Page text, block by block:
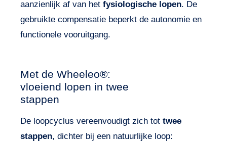
aanzienlijk af van het fysiologische lopen. De
gebruikte compensatie beperkt de autonomie en
functionele vooruitgang.
Met de Wheeleo®:
vloeiend lopen in twee
stappen
De loopcyclus vereenvoudigt zich tot twee
stappen, dichter bij een natuurlijke loop: